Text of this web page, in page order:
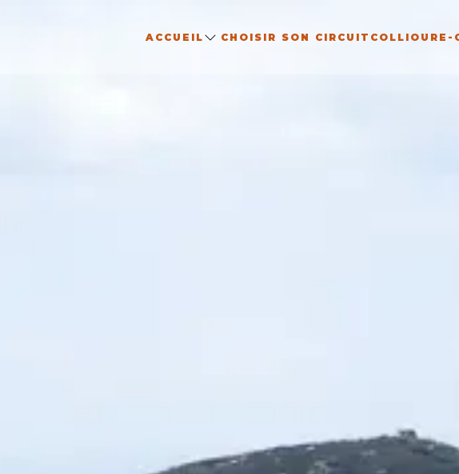
ACCUEIL CHOISIR SON CIRCUIT COLLIOURE-